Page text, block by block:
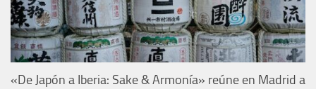
«De Japón a Iberia: Sake & Armonía» reúne en Madrid a